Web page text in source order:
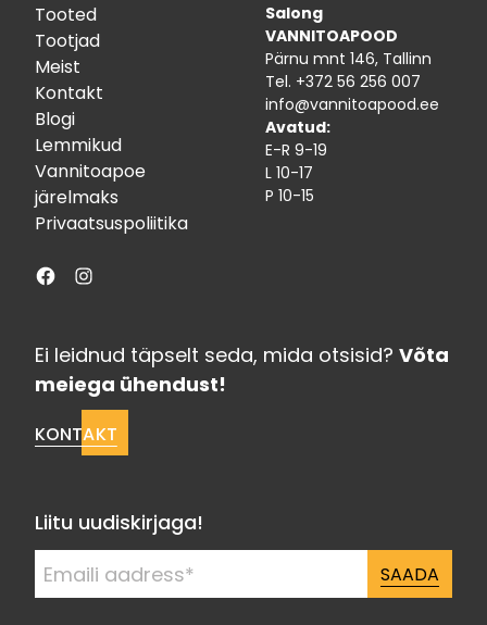
Tooted
Tootjad
Meist
Kontakt
Blogi
Lemmikud
Vannitoapoe
järelmaks
Privaatsuspoliitika
Facebook
Salong
VANNITOAPOOD
Pärnu mnt 146, Tallinn
Tel. +372 56 256 007
info@vannitoapood.ee
Avatud:
E-R 9-19
L 10-17
P 10-15
Ei leidnud täpselt seda, mida otsisid? Võta
meiega ühendust!
KONTAKT
Liitu uudiskirjaga!
SAADA